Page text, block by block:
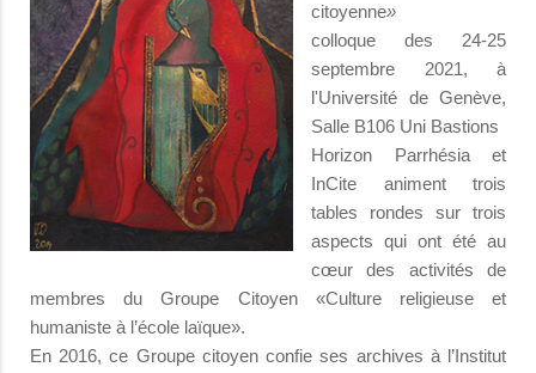
citoyenne»
colloque des 24-25
septembre 2021, à
l'Université de Genève,
Salle B106 Uni Bastions
Horizon Parrhésia et
InCite animent trois
tables rondes sur trois
aspects qui ont été au
cœur des activités de
membres du Groupe Citoyen «Culture religieuse et
humaniste à l’école laïque».
En 2016, ce Groupe citoyen confie ses archives à l’Institut